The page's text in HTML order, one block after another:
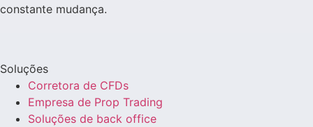
constante mudança.
Soluções
Corretora de CFDs
Empresa de Prop Trading
Soluções de back office